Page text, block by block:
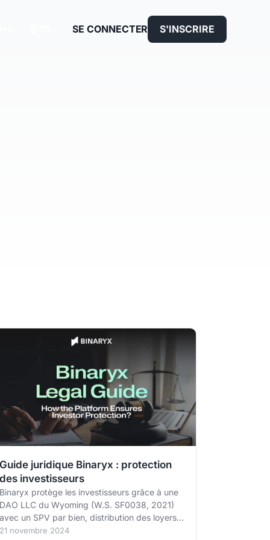
SE CONNECTER S'INSCRIRE
Guide juridique Binaryx : protection
des investisseurs
Binaryx protège les investisseurs grâce à une
DAO LLC du Wyoming (W.S. SF0038, 2021)
avec un SPV par bien, distribution des loyers
par contrat intelligent et registres on-chain. Ce
21 novembre 2024